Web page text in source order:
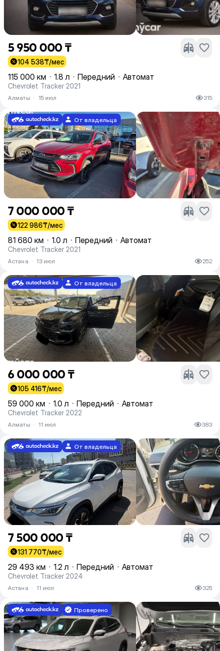
5 950 000 ₸
104 538₸/мес
115 000 км · 1.8 л · Передний · Автомат
Chevrolet Tracker 2021
Алматы · 15 июл 315
От владельца
7 000 000 ₸
122 986₸/мес
81 680 км · 1.0 л · Передний · Автомат
Chevrolet Tracker 2021
Астана · 13 июл 252
От владельца
6 000 000 ₸
105 416₸/мес
59 000 км · 1.0 л · Передний · Автомат
Chevrolet Tracker 2022
Алматы · 11 июл 383
От владельца
7 500 000 ₸
131 770₸/мес
29 493 км · 1.2 л · Передний · Автомат
Chevrolet Tracker 2024
Астана · 11 июл 325
Проверено